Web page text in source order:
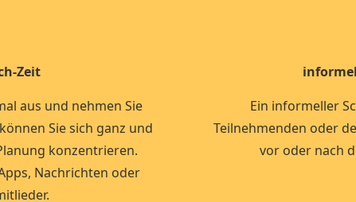
Zeit
aus und nehmen Sie
Sie sich ganz und
konzentrieren.
Nachrichten oder
Ein informeller
Teilnehmenden oder
vor oder nach